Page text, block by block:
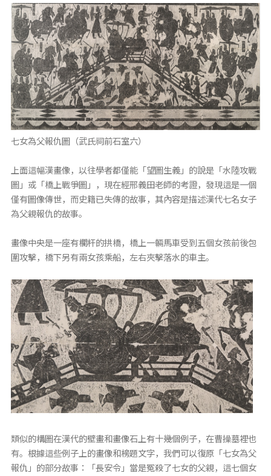
七女為父報仇圖（武氏祠前石室六）
上面這幅漢畫像，以往學者都僅能「望圖生義」的說是「水陸攻戰
圖」或「橋上戰爭圖」，現在經邢義田老師的考證，發現這是一個
僅有圖像傳世，而史籍已失傳的故事，其內容是描述漢代七名女子
為父親報仇的故事。
畫像中央是一座有欄杆的拱橋，橋上一輛馬車受到五個女孩前後包
圍攻擊，橋下另有兩女孩乘船，左右夾擊落水的車主。
類似的構圖在漢代的壁畫和畫像石上有十幾個例子，在曹操墓裡也
有。根據這些例子上的畫像和榜題文字，我們可以復原「七女為父
報仇」的部分故事：「長安令」當是冤殺了七女的父親，這七個女